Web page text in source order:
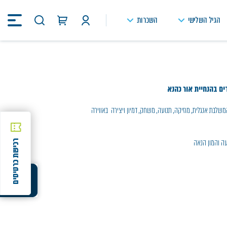
הגיל השלישי השכרות
חיפוש
רכישת כרטיסים
בהנחיית אור כהנא
אנגלית, מוזיקה, תנועה, משחק, דמיון ויצירה באווירה
והמון הנאה